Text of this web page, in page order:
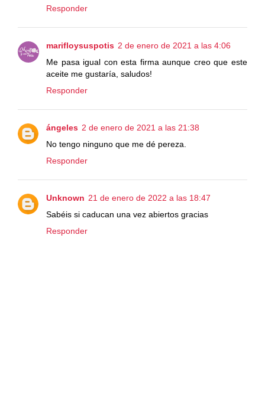
Responder
marifloysuspotis 2 de enero de 2021 a las 4:06
Me pasa igual con esta firma aunque creo que este
aceite me gustaría, saludos!
Responder
ángeles 2 de enero de 2021 a las 21:38
No tengo ninguno que me dé pereza.
Responder
Unknown 21 de enero de 2022 a las 18:47
Sabéis si caducan una vez abiertos gracias
Responder